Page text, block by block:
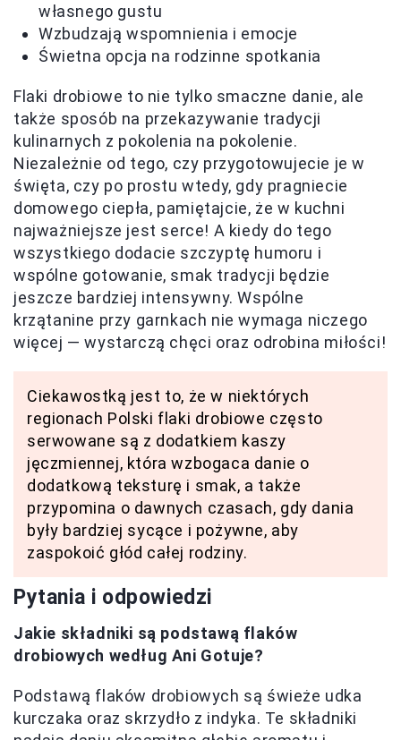
własnego gustu
Wzbudzają wspomnienia i emocje
Świetna opcja na rodzinne spotkania
Flaki drobiowe to nie tylko smaczne danie, ale
także sposób na przekazywanie tradycji
kulinarnych z pokolenia na pokolenie.
Niezależnie od tego, czy przygotowujecie je w
święta, czy po prostu wtedy, gdy pragniecie
domowego ciepła, pamiętajcie, że w kuchni
najważniejsze jest serce! A kiedy do tego
wszystkiego dodacie szczyptę humoru i
wspólne gotowanie, smak tradycji będzie
jeszcze bardziej intensywny. Wspólne
krzątanine przy garnkach nie wymaga niczego
więcej — wystarczą chęci oraz odrobina miłości!
Ciekawostką jest to, że w niektórych
regionach Polski flaki drobiowe często
serwowane są z dodatkiem kaszy
jęczmiennej, która wzbogaca danie o
dodatkową teksturę i smak, a także
przypomina o dawnych czasach, gdy dania
były bardziej sycące i pożywne, aby
zaspokoić głód całej rodziny.
Pytania i odpowiedzi
Jakie składniki są podstawą flaków
drobiowych według Ani Gotuje?
Podstawą flaków drobiowych są świeże udka
kurczaka oraz skrzydło z indyka. Te składniki